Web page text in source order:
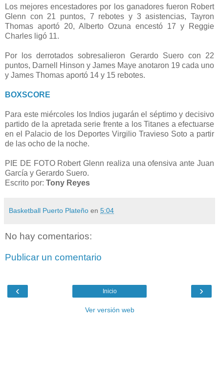
Los mejores encestadores por los ganadores fueron Robert
Glenn con 21 puntos, 7 rebotes y 3 asistencias, Tayron
Thomas aportó 20, Alberto Ozuna encestó 17 y Reggie
Charles ligó 11.
Por los derrotados sobresalieron Gerardo Suero con 22
puntos, Darnell Hinson y James Maye anotaron 19 cada uno
y James Thomas aportó 14 y 15 rebotes.
BOXSCORE
Para este miércoles los Indios jugarán el séptimo y decisivo
partido de la apretada serie frente a los Titanes a efectuarse
en el Palacio de los Deportes Virgilio Travieso Soto a partir
de las ocho de la noche.
PIE DE FOTO Robert Glenn realiza una ofensiva ante Juan
García y Gerardo Suero.
Escrito por: Tony Reyes
Basketball Puerto Plateño en 5:04
No hay comentarios:
Publicar un comentario
‹ ›
Inicio
Ver versión web